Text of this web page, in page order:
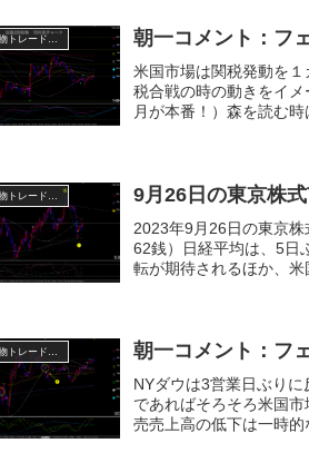
日経225先物トレード倶楽部 朝一コメント：フ
米国市場は関税発動を
税合戦の時の動きをイ
月が本番！）森を読む
9月26日の東京株
2023年9月26日の東京
62銭）日経平均は、5日
転が期待されるほか、米
日経225先物トレード倶楽部 朝一コメント：フ
NYダウは3営業日ぶり
であればそろそろ米国
売売上高の低下は一時